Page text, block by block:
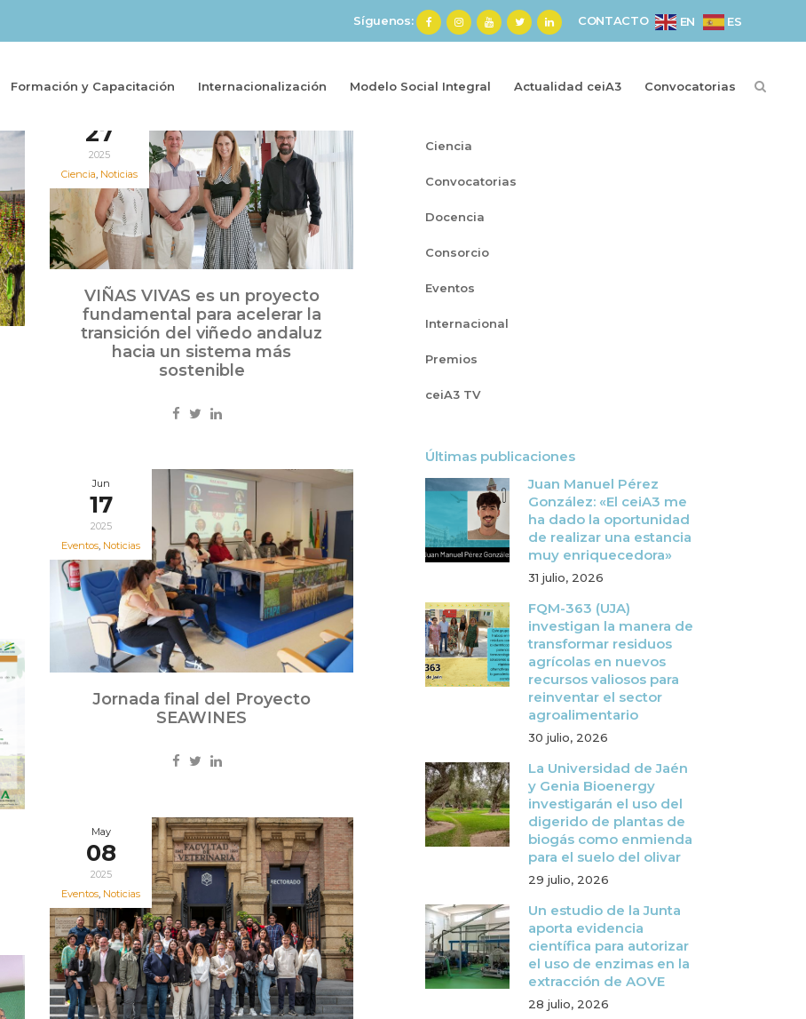
Síguenos: CONTACTO EN ES
Formación y Capacitación Internacionalización Modelo Social Integral Actualidad ceiA3 Convocatorias
27
2025
Ciencia, Noticias
VIÑAS VIVAS es un proyecto
fundamental para acelerar la
transición del viñedo andaluz
hacia un sistema más
sostenible
Jun
17
2025
Eventos, Noticias
Jornada final del Proyecto
SEAWINES
May
08
2025
Eventos, Noticias
Ciencia
Convocatorias
Docencia
Consorcio
Eventos
Internacional
Premios
ceiA3 TV
Últimas publicaciones
Juan Manuel Pérez
González: «El ceiA3 me
ha dado la oportunidad
de realizar una estancia
muy enriquecedora»
31 julio, 2026
FQM-363 (UJA)
investigan la manera de
transformar residuos
agrícolas en nuevos
recursos valiosos para
reinventar el sector
agroalimentario
30 julio, 2026
La Universidad de Jaén
y Genia Bioenergy
investigarán el uso del
digerido de plantas de
biogás como enmienda
para el suelo del olivar
29 julio, 2026
Un estudio de la Junta
aporta evidencia
científica para autorizar
el uso de enzimas en la
extracción de AOVE
28 julio, 2026